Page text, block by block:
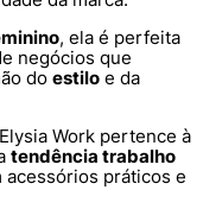
, ela é perfeita
negócios que
do estilo e da
Work pertence à
tendência trabalho
práticos e